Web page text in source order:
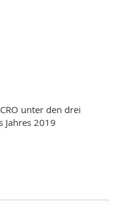
unter den drei
Jahres 2019